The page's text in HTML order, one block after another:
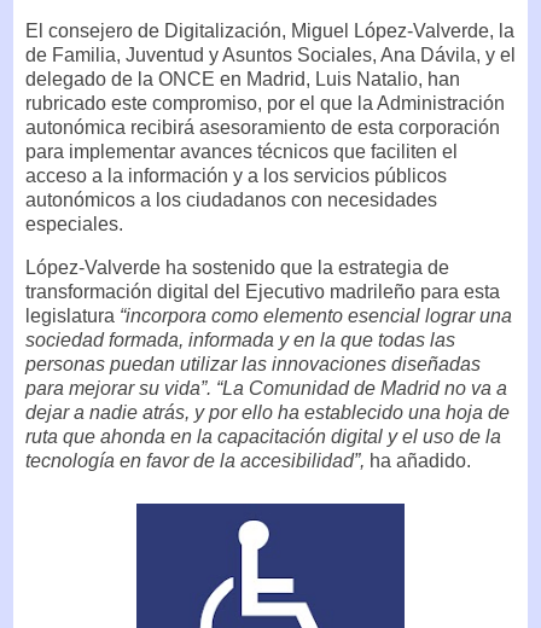
El consejero de Digitalización, Miguel López-Valverde, la
de Familia, Juventud y Asuntos Sociales, Ana Dávila, y el
delegado de la ONCE en Madrid, Luis Natalio, han
rubricado este compromiso, por el que la Administración
autonómica recibirá asesoramiento de esta corporación
para implementar avances técnicos que faciliten el
acceso a la información y a los servicios públicos
autonómicos a los ciudadanos con necesidades
especiales.
López-Valverde ha sostenido que la estrategia de
transformación digital del Ejecutivo madrileño para esta
legislatura “incorpora como elemento esencial lograr una
sociedad formada, informada y en la que todas las
personas puedan utilizar las innovaciones diseñadas
para mejorar su vida”. “La Comunidad de Madrid no va a
dejar a nadie atrás, y por ello ha establecido una hoja de
ruta que ahonda en la capacitación digital y el uso de la
tecnología en favor de la accesibilidad”, ha añadido.